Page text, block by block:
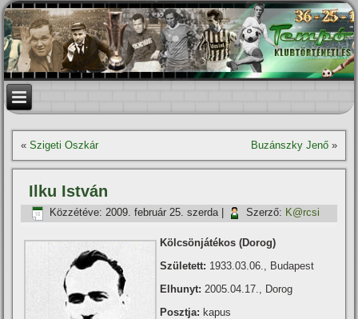
«Szigeti Oszkár Buzánszky Jenő»
Ilku István
Közzétéve: 2009. február 25. szerda| Szerző: K@rcsi
Kölcsönjátékos (Dorog)
Született: 1933.03.06., Budapest
Elhunyt: 2005.04.17., Dorog
Posztja: kapus